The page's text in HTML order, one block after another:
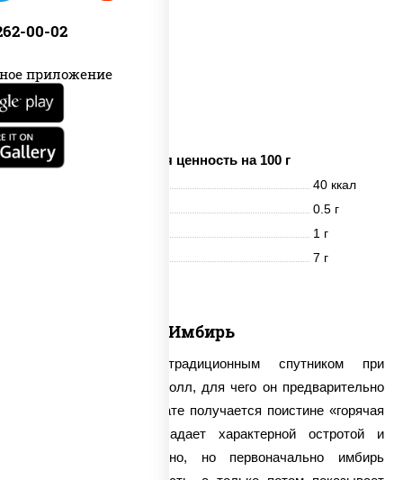
00-02
приложение
имбирь
Пищевая ценность на 100 г
40 ккал
0.5 г
1 г
7 г
Имбирь
Имбирь считается традиционным спутником при
употреблении суши и ролл, для чего он предварительно
маринуется. В результате получается поистине «горячая
специя», которая обладает характерной остротой и
жгучестью. Удивительно, но первоначально имбирь